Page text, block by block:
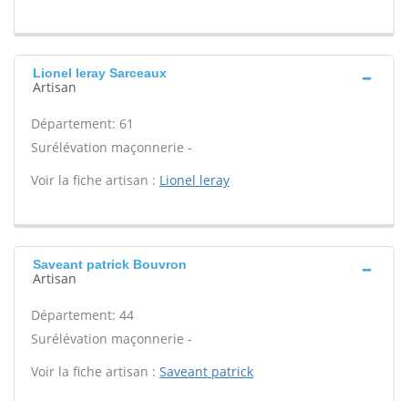
Lionel leray Sarceaux
Artisan
Département: 61
Surélévation maçonnerie -
Voir la fiche artisan : Lionel leray
Saveant patrick Bouvron
Artisan
Département: 44
Surélévation maçonnerie -
Voir la fiche artisan : Saveant patrick